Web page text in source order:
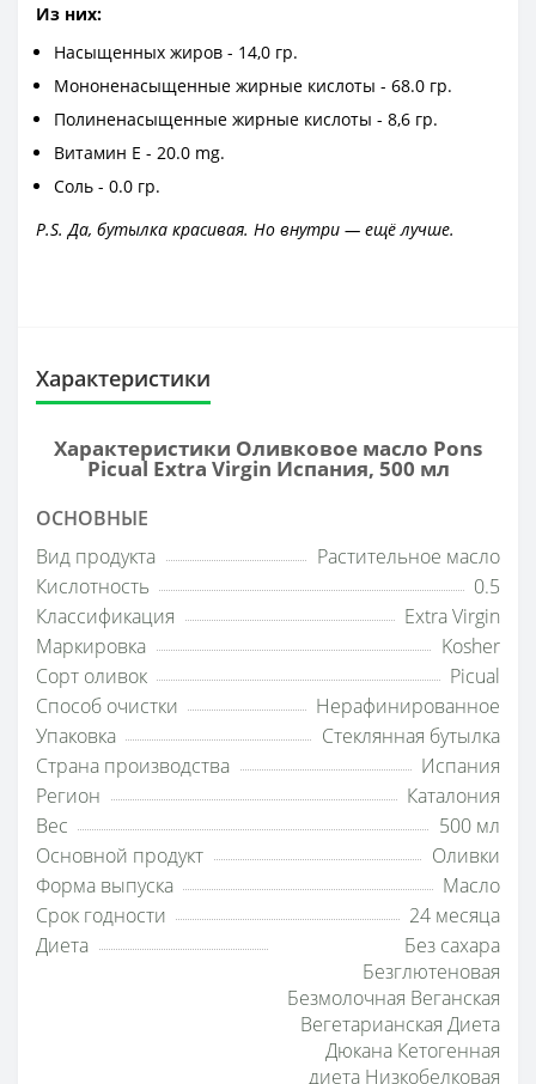
Из них:
Насыщенных жиров - 14,0 гр.
Мононенасыщенные жирные кислоты - 68.0 гр.
Полиненасыщенные жирные кислоты - 8,6 гр.
Витамин E - 20.0 mg.
Соль - 0.0 гр.
P.S. Да, бутылка красивая. Но внутри — ещё лучше.
Характеристики
Характеристики Оливковое масло Pons
Picual Extra Virgin Испания, 500 мл
ОСНОВНЫЕ
Вид продукта
Растительное масло
Кислотность
0.5
Классификация
Extra Virgin
Маркировка
Kosher
Сорт оливок
Picual
Способ очистки
Нерафинированное
Упаковка
Стеклянная бутылка
Страна производства
Испания
Регион
Каталония
Вес
500 мл
Основной продукт
Оливки
Форма выпуска
Масло
Срок годности
24 месяца
Диета
Без сахара
Безглютеновая
Безмолочная Веганская
Вегетарианская Диета
Дюкана Кетогенная
диета Низкобелковая